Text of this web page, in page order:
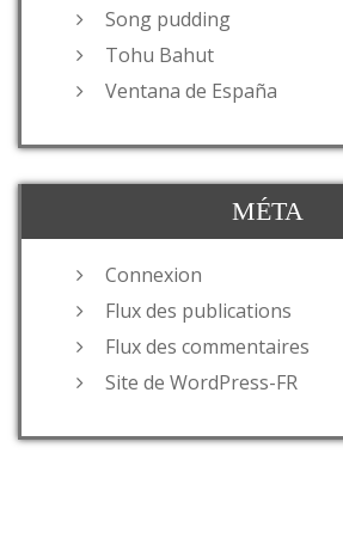
Song pudding
Tohu Bahut
Ventana de España
MÉTA
Connexion
Flux des publications
Flux des commentaires
Site de WordPress-FR